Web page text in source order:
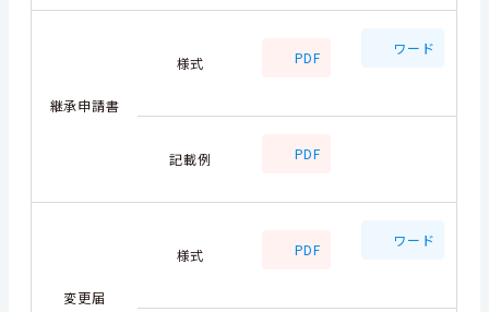
継承申請書
様式 PDF
ワード
記載例 PDF
変更届
様式 PDF
ワード